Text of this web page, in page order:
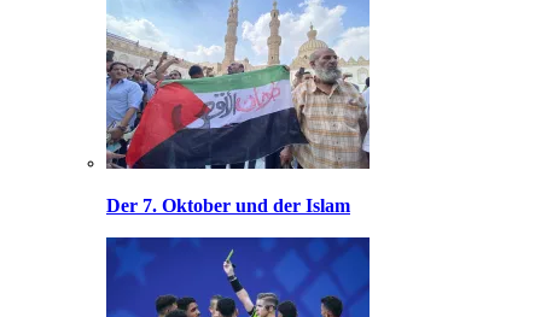
Der 7. Oktober und der Islam